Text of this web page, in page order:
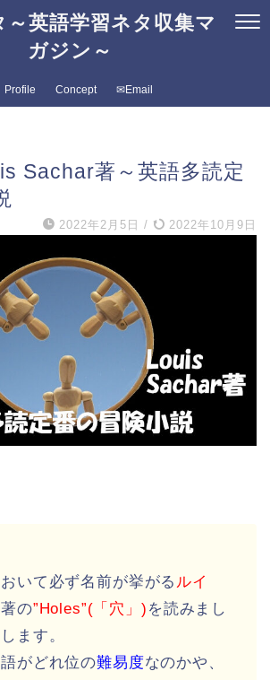
～英語学習ネタ収集マ
ガジン～
Profile Concept ✉Email
Sachar著～英語多読定
2022年2月5日 / 2022年10月9日
いて必ず名前が挙がる ルイ
著の”Holes”(「穴」) を読みまし
ます。
がどれ位の難易度なのかや、